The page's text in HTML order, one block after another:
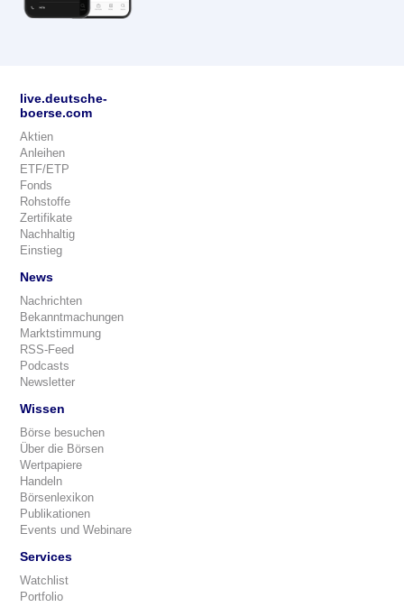
live.deutsche-
boerse.com
Aktien
Anleihen
ETF/ETP
Fonds
Rohstoffe
Zertifikate
Nachhaltig
Einstieg
News
Nachrichten
Bekanntmachungen
Marktstimmung
RSS-Feed
Podcasts
Newsletter
Wissen
Börse besuchen
Über die Börsen
Wertpapiere
Handeln
Börsenlexikon
Publikationen
Events und Webinare
Services
Watchlist
Portfolio